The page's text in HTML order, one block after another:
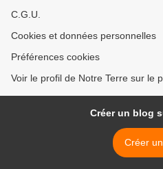
C.G.U.
Cookies et données personnelles
Préférences cookies
Voir le profil de Notre Terre sur le
Créer un blog
Créer